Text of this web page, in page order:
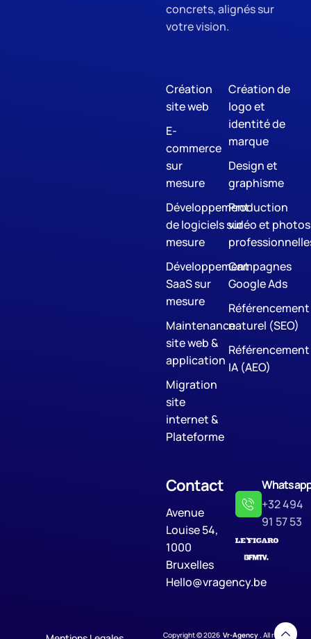
concrets, alignés sur
votre vision.
Création
site web
E-
commerce
sur
mesure
Développement
de logiciels sur
mesure
Développement
SaaS sur
mesure
Maintenance
site web &
application
Migration
site
internet &
Plateforme
Création de
logo et
identité de
marque
Design et
graphisme
Production
vidéo et photos
Campagnes
Google Ads
Référencement
naturel (SEO)
Référencement
IA (AEO)
Contact
Avenue
Louise 54,
1000
Bruxelles
Hello@vragency.be
+32 494
91 57 53
Copyright © 2026 Vr-Agency. All rights